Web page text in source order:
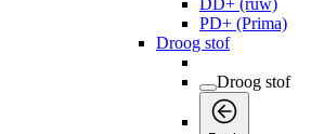
DD+ (ruw)
PD+ (Prima)
Droog stof
Droog stof